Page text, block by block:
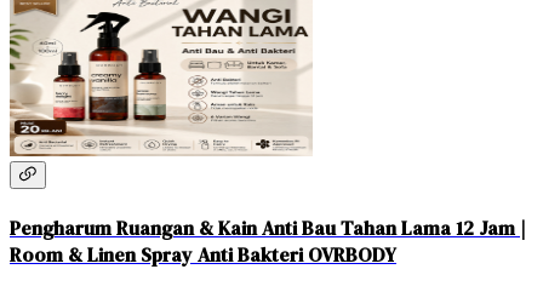
Pengharum Ruangan & Kain Anti Bau Tahan Lama 12 Jam |
Room & Linen Spray Anti Bakteri OVRBODY